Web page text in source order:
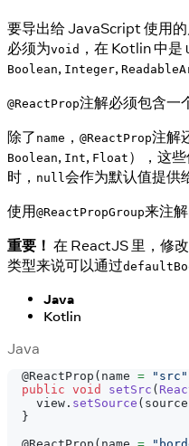
要导出给 JavaScript 使用
必须为void ，在 Kotlin 中是
Boolean, Integer,
@ReactProp注解必须包含一
除了 name ， @ReactProp注解
Boolean, Int, Float ），这
时， null 会作为默认值提供
使用@ReactPropGroup来注
重要！ 在 ReactJS 里，修
类型来说可以通过
Java
Kotlin
Java
@ReactProp ( name = "src"
public void setSrc (
    view
. setSource (
}